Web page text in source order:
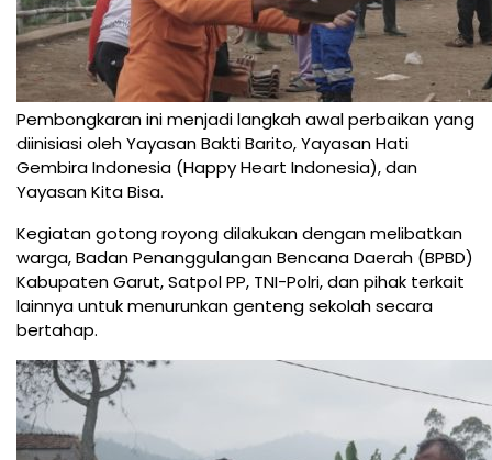
Pembongkaran ini menjadi langkah awal perbaikan yang
diinisiasi oleh Yayasan Bakti Barito, Yayasan Hati
Gembira Indonesia (Happy Heart Indonesia), dan
Yayasan Kita Bisa.
Kegiatan gotong royong dilakukan dengan melibatkan
warga, Badan Penanggulangan Bencana Daerah (BPBD)
Kabupaten Garut, Satpol PP, TNI-Polri, dan pihak terkait
lainnya untuk menurunkan genteng sekolah secara
bertahap.